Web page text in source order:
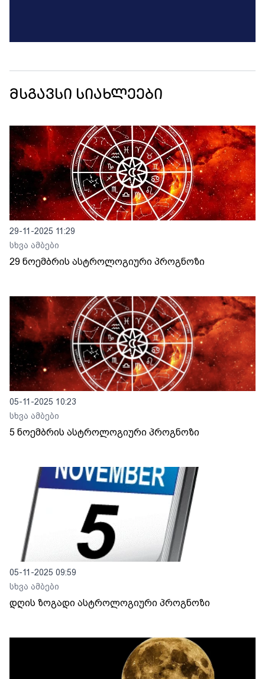
მსგავსი სიახლეები
29-11-2025 11:29
სხვა ამბები
29 ნოემბრის ასტროლოგიური პროგნოზი
05-11-2025 10:23
სხვა ამბები
5 ნოემბრის ასტროლოგიური პროგნოზი
05-11-2025 09:59
სხვა ამბები
დღის ზოგადი ასტროლოგიური პროგნოზი